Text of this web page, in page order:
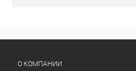
О КОМПАНИИ